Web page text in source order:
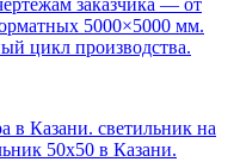
заказчика — от
5000×5000 мм.
цикл производства.
в Казани. светильник на
50х50 в Казани.